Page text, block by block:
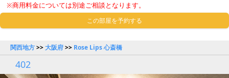
※商用料金については別途ご相談となります。
この部屋を予約する
関西地方>>大阪府>> Rose Lips 心斎橋
402